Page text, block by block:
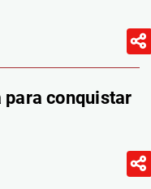
para conquistar